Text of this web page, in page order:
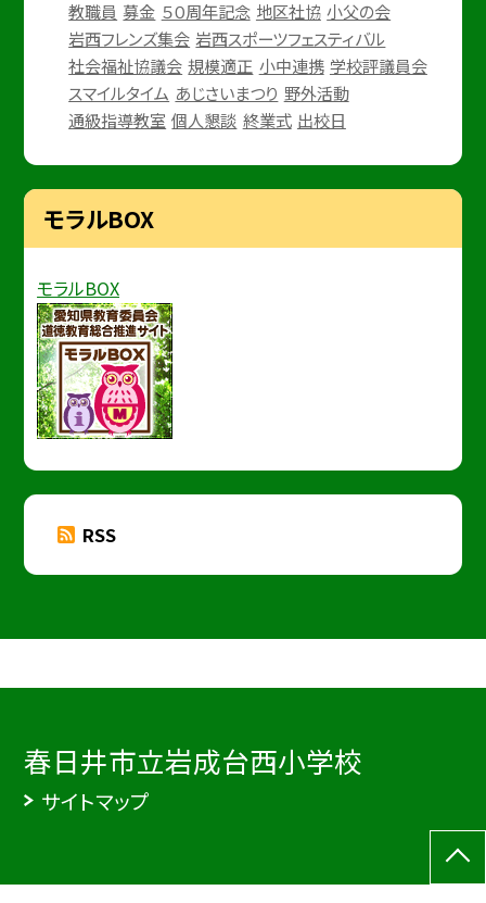
教職員 募金 ５０周年記念 地区社協 小父の会
岩西フレンズ集会 岩西スポーツフェスティバル
社会福祉協議会 規模適正 小中連携 学校評議員会
スマイルタイム あじさいまつり 野外活動
通級指導教室 個人懇談 終業式 出校日
モラルBOX
モラルBOX
RSS
春日井市立岩成台西小学校
サイトマップ